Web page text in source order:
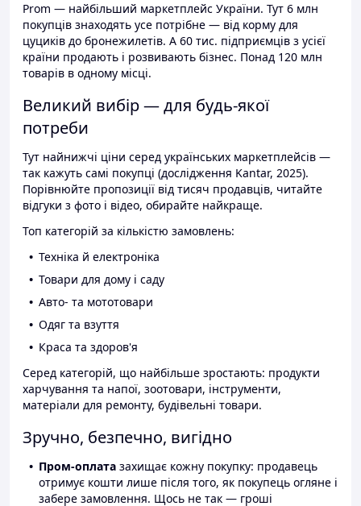
Prom — найбільший маркетплейс України. Тут 6 млн
покупців знаходять усе потрібне — від корму для
цуциків до бронежилетів. А 60 тис. підприємців з усієї
країни продають і розвивають бізнес. Понад 120 млн
товарів в одному місці.
Великий вибір — для будь-якої
потреби
Тут найнижчі ціни серед українських маркетплейсів —
так кажуть самі покупці (дослідження Kantar, 2025).
Порівнюйте пропозиції від тисяч продавців, читайте
відгуки з фото і відео, обирайте найкраще.
Топ категорій за кількістю замовлень:
Техніка й електроніка
Товари для дому і саду
Авто- та мототовари
Одяг та взуття
Краса та здоров'я
Серед категорій, що найбільше зростають: продукти
харчування та напої, зоотовари, інструменти,
матеріали для ремонту, будівельні товари.
Зручно, безпечно, вигідно
Пром-оплата захищає кожну покупку: продавець
отримує кошти лише після того, як покупець огляне і
забере замовлення. Щось не так — гроші